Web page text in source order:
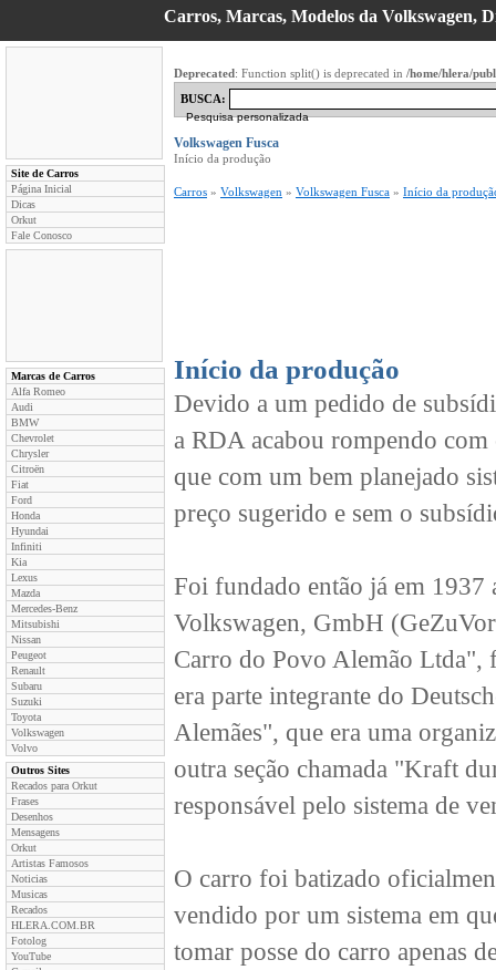
Carros, Marcas, Modelos da Volkswagen,
Site de Carros
Página Inicial
Dicas
Orkut
Fale Conosco
Marcas de Carros
Alfa Romeo
Audi
BMW
Chevrolet
Chrysler
Citroën
Fiat
Ford
Honda
Hyundai
Infiniti
Kia
Lexus
Mazda
Mercedes-Benz
Mitsubishi
Nissan
Peugeot
Renault
Subaru
Suzuki
Toyota
Volkswagen
Volvo
Outros Sites
Recados para Orkut
Frases
Desenhos
Mensagens
Orkut
Artistas Famosos
Noticias
Musicas
Recados
HLERA.COM.BR
Fotolog
YouTube
Deprecated: Function split() is deprecated in /home/hlera/
BUSCA:
Pesquisa personalizada
Volkswagen Fusca
Início da produção
Carros » Volkswagen » Volkswagen Fusca » Início da
Início da produção
Devido a um pedido de
a RDA acabou rompendo
que com um bem planejado
preço sugerido e sem o
Foi fundado então já em 1937
Volkswagen, GmbH
Carro do Povo Alemão Ltda",
era parte integrante do
Alemães", que era uma
outra seção chamada "Kraft
responsável pelo sistema de
O carro foi batizado
vendido por um sistema em
tomar posse do carro apenas